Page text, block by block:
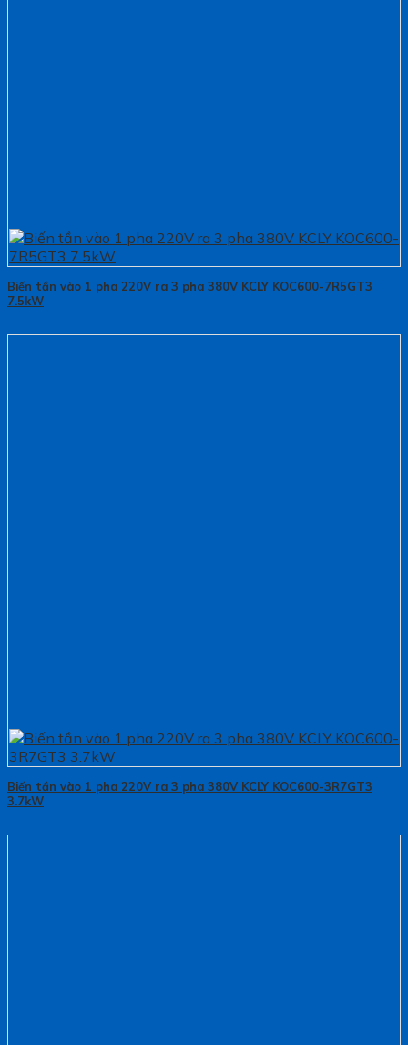
Biến tần vào 1 pha 220V ra 3 pha 380V KCLY KOC600-7R5GT3
7.5kW
Biến tần vào 1 pha 220V ra 3 pha 380V KCLY KOC600-3R7GT3
3.7kW